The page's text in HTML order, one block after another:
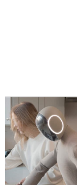
Share